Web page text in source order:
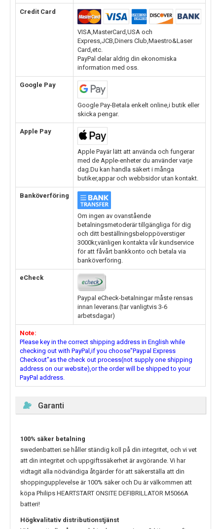
Credit Card
VISA,MasterCard,USA och
Express,JCB,Diners Club,Maestro&Laser
Card,etc.
PayPal delar aldrig din ekonomiska
information med oss.
Google Pay
Google Pay-Betala enkelt online,i butik eller
skicka pengar.
Apple Pay
Apple Payär lätt att använda och fungerar
med de Apple-enheter du använder varje
dag.Du kan handla säkert i många
butiker,appar och webbsidor utan kontakt.
Banköverföring
Om ingen av ovanstående
betalningsmetoderär tillgängliga för dig
och ditt beställningsbeloppöverstiger
3000kr,vänligen kontakta vår kundservice
för att fåvårt bankkonto och betala via
banköverföring.
eCheck
Paypal eCheck-betalningar måste rensas
innan leverans.(tar vanligtvis 3-6
arbetsdagar)
Note:
Please key in the correct shipping address in English while
checking out with PayPal,if you choose"Paypal Express
Checkout"as the check out process(not supply one shipping
address on our website),or the order will be shipped to your
PayPal address.
Garanti
100% säker betalning
swedenbatteri.se håller ständig koll på din integritet, och vi vet
att din integritet och uppgiftssäkerhet är avgörande. Vi har
vidtagit alla nödvändiga åtgärder för att säkerställa att din
shoppingupplevelse är 100% säker och Du är välkommen att
köpa Philips HEARTSTART ONSITE DEFIBRILLATOR M5066A
batteri!
Högkvalitativ distributionstjänst